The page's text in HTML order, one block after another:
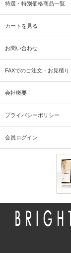
特選・特別価格商品一覧
カートを見る
お問い合わせ
FAXでのご注文・お見積り
会社概要
プライバシーポリシー
会員ログイン